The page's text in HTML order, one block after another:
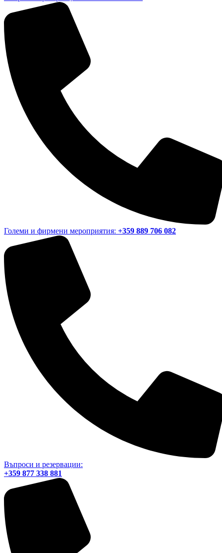
Големи и фирмени мероприятия: +359 889 706 082
Въпроси и резервации:
+359 877 338 881